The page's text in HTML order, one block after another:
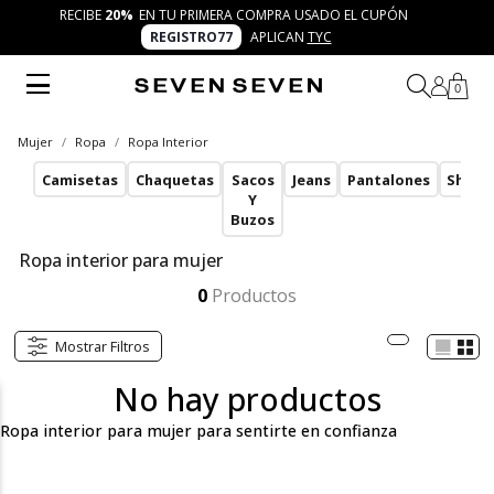
RECIBE 20% EN TU PRIMERA COMPRA USADO EL CUPÓN
REGISTRO77
APLICAN TYC
0
Mujer Ropa Ropa Interior
Camisetas Chaquetas
Sacos
Y
Buzos
Jeans Pantalones
Ropa interior para mujer
0 Productos
Mostrar Filtros
No hay productos
Ropa interior para mujer para sentirte en confianza